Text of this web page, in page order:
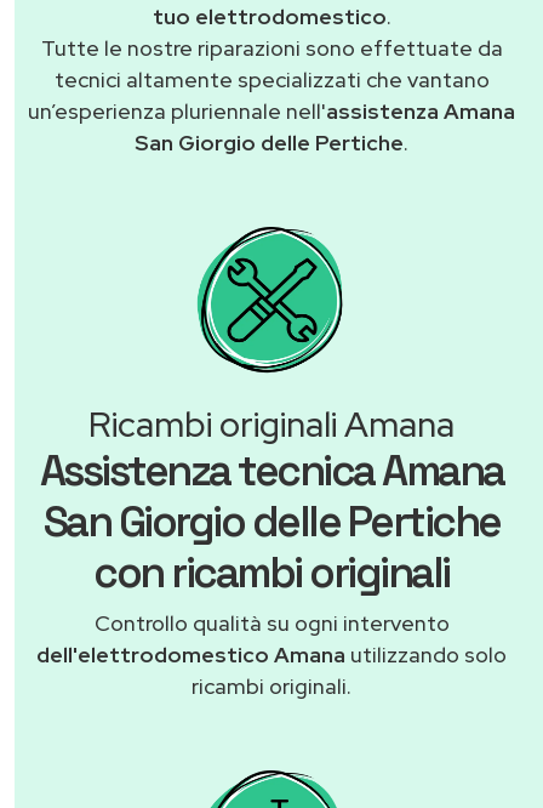
tuo elettrodomestico.
Tutte le nostre riparazioni sono effettuate da
tecnici altamente specializzati che vantano
un’esperienza pluriennale nell'assistenza Amana
San Giorgio delle Pertiche.
Ricambi originali Amana
Assistenza tecnica Amana
San Giorgio delle Pertiche
con ricambi originali
Controllo qualità su ogni intervento
dell'elettrodomestico Amana utilizzando solo
ricambi originali.